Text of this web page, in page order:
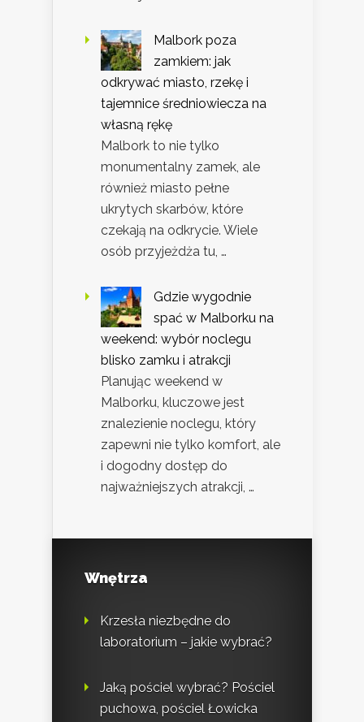
Malbork poza
zamkiem: jak
odkrywać miasto, rzekę i
tajemnice średniowiecza na
własną rękę
Malbork to nie tylko
monumentalny zamek, ale
również miasto pełne
ukrytych skarbów, które
czekają na odkrycie. Wiele
osób przyjeżdża tu, …
Gdzie wygodnie
spać w Malborku na
weekend: wybór noclegu
blisko zamku i atrakcji
Planując weekend w
Malborku, kluczowe jest
znalezienie noclegu, który
zapewni nie tylko komfort, ale
i dogodny dostęp do
najważniejszych atrakcji, …
Wnętrza
Krzesła niezbędne do
laboratorium – jakie wybrać?
Jaką pościel wybrać? Pościel
puchowa, pościel Łowicka